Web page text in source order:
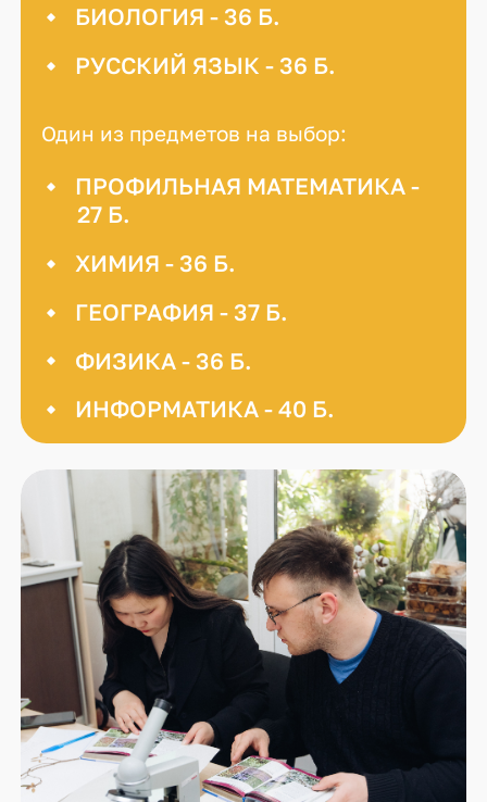
БИОЛОГИЯ - 36 Б.
РУССКИЙ ЯЗЫК - 36 Б.
Один из предметов на выбор:
ПРОФИЛЬНАЯ МАТЕМАТИКА -
27 Б.
ХИМИЯ - 36 Б.
ГЕОГРАФИЯ - 37 Б.
ФИЗИКА - 36 Б.
ИНФОРМАТИКА - 40 Б.